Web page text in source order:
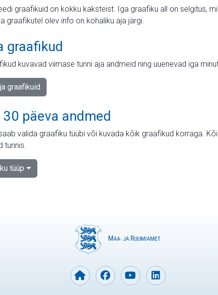
graafikuid on kokku kaksteist. Iga graafiku all on selgitus,
graafikutel olev info on kohaliku aja järgi.
graafikud
kuvavad viimase tunni aja andmeid ning uuenevad iga
graafikuid
päeva andmed
valida graafiku tüübi või kuvada kõik graafikud korraga.
tunnis.
tüüp